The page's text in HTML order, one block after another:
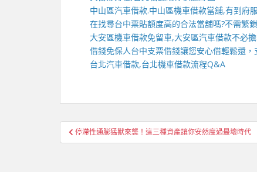
中山區汽車借款.中山區機車借款當舖,有到府
在找尋台中票貼額度高的合法當舖嗎?不需繁
大安區機車借款免留車,大安區汽車借款不必
借錢免保人台中支票借錢讓您安心借輕鬆還，
台北汽車借款,台北機車借款流程Q&A
文
章
停滯性通膨猛獸來襲！這三種資產讓你安然度過最壞時代